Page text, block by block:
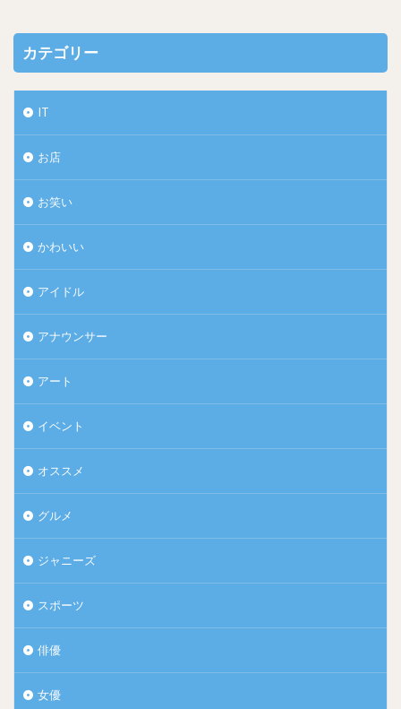
カテゴリー
IT
お店
お笑い
かわいい
アイドル
アナウンサー
アート
イベント
オススメ
グルメ
ジャニーズ
スポーツ
俳優
女優